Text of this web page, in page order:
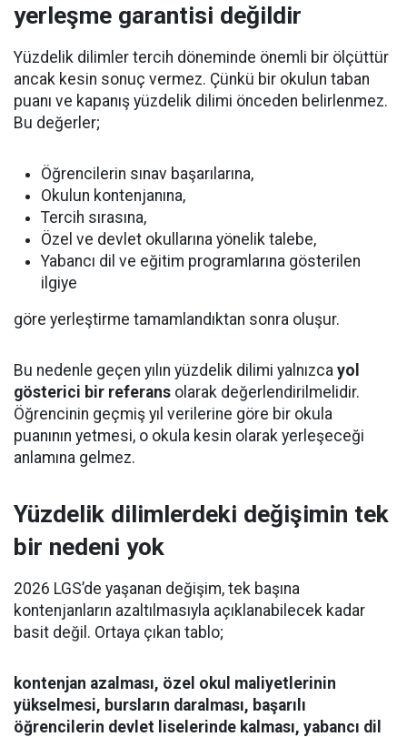
yerleşme garantisi değildir
Yüzdelik dilimler tercih döneminde önemli bir ölçüttür
ancak kesin sonuç vermez. Çünkü bir okulun taban
puanı ve kapanış yüzdelik dilimi önceden belirlenmez.
Bu değerler;
Öğrencilerin sınav başarılarına,
Okulun kontenjanına,
Tercih sırasına,
Özel ve devlet okullarına yönelik talebe,
Yabancı dil ve eğitim programlarına gösterilen
ilgiye
göre yerleştirme tamamlandıktan sonra oluşur.
Bu nedenle geçen yılın yüzdelik dilimi yalnızca yol
gösterici bir referans olarak değerlendirilmelidir.
Öğrencinin geçmiş yıl verilerine göre bir okula
puanının yetmesi, o okula kesin olarak yerleşeceği
anlamına gelmez.
Yüzdelik dilimlerdeki değişimin tek
bir nedeni yok
2026 LGS’de yaşanan değişim, tek başına
kontenjanların azaltılmasıyla açıklanabilecek kadar
basit değil. Ortaya çıkan tablo;
kontenjan azalması, özel okul maliyetlerinin
yükselmesi, bursların daralması, başarılı
öğrencilerin devlet liselerinde kalması, yabancı dil